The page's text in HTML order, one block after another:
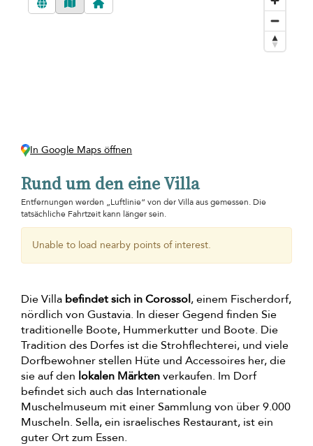
In Google Maps öffnen
Rund um den eine Villa
Entfernungen werden „Luftlinie“ von der Villa aus gemessen. Die
tatsächliche Fahrtzeit kann länger sein.
Unable to load nearby points of interest.
Die Villa befindet sich in Corossol, einem Fischerdorf,
nördlich von Gustavia. In dieser Gegend finden Sie
traditionelle Boote, Hummerkutter und Boote. Die
Tradition des Dorfes ist die Strohflechterei, und viele
Dorfbewohner stellen Hüte und Accessoires her, die
sie auf den lokalen Märktenverkaufen. Im Dorf
befindet sich auch das Internationale
Muschelmuseum mit einer Sammlung von über 9.000
Muscheln. Sella, ein israelisches Restaurant, ist ein
guter Ort zum Essen.